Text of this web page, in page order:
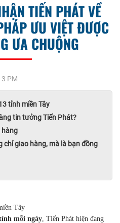
TIẾN PHÁT VỀ
ƯU VIỆT ĐƯỢC
ƯA CHUỘNG
PM
tỉnh miền Tây
tin tưởng Tiến Phát?
hàng
chỉ giao hàng, mà là bạn đồng
Tây
mỗi ngày , Tiến Phát hiện đang